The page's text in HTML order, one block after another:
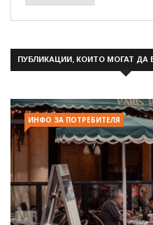
ПУБЛИКАЦИИ, КОИТО МОГАТ ДА
ИНФО ЗА ПОТРЕБИТЕЛЯ